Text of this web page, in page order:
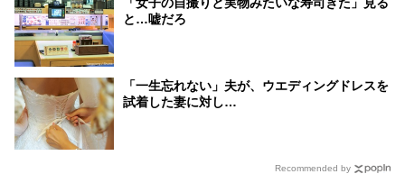
と…嘘だろ
「一生忘れない」夫が、ウエディングドレスを
試着した妻に対し…
Recommended by